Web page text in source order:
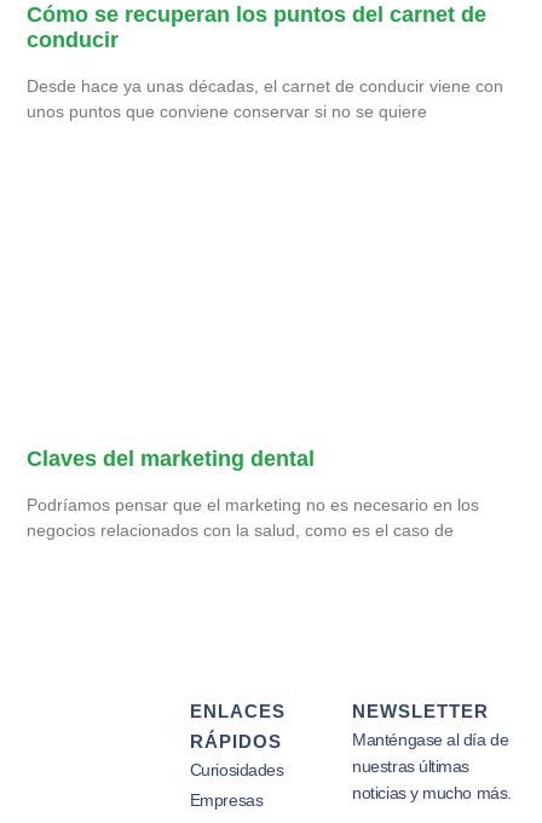
Cómo se recuperan los puntos del carnet de
conducir
Desde hace ya unas décadas, el carnet de conducir viene con
unos puntos que conviene conservar si no se quiere
Claves del marketing dental
Podríamos pensar que el marketing no es necesario en los
negocios relacionados con la salud, como es el caso de
ENLACES
RÁPIDOS
Curiosidades
Empresas
NEWSLETTER
Manténgase al día de
nuestras últimas
noticias y mucho más.